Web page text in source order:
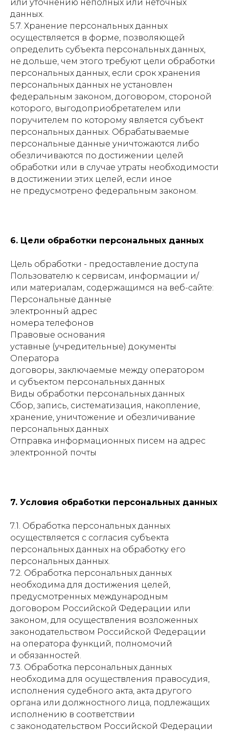
или уточнению неполных или неточных
данных.
5.7. Хранение персональных данных
осуществляется в форме, позволяющей
определить субъекта персональных данных,
не дольше, чем этого требуют цели обработки
персональных данных, если срок хранения
персональных данных не установлен
федеральным законом, договором, стороной
которого, выгодоприобретателем или
поручителем по которому является субъект
персональных данных. Обрабатываемые
персональные данные уничтожаются либо
обезличиваются по достижении целей
обработки или в случае утраты необходимости
в достижении этих целей, если иное
не предусмотрено федеральным законом.
6. Цели обработки персональных данных
Цель обработки - предоставление доступа
Пользователю к сервисам, информации и/
или материалам, содержащимся на веб-сайте:
Персональные данные
электронный адрес
номера телефонов
Правовые основания
уставные (учредительные) документы
Оператора
договоры, заключаемые между оператором
и субъектом персональных данных
Виды обработки персональных данных
Сбор, запись, систематизация, накопление,
хранение, уничтожение и обезличивание
персональных данных
Отправка информационных писем на адрес
электронной почты
7. Условия обработки персональных данных
7.1. Обработка персональных данных
осуществляется с согласия субъекта
персональных данных на обработку его
персональных данных.
7.2. Обработка персональных данных
необходима для достижения целей,
предусмотренных международным
договором Российской Федерации или
законом, для осуществления возложенных
законодательством Российской Федерации
на оператора функций, полномочий
и обязанностей.
7.3. Обработка персональных данных
необходима для осуществления правосудия,
исполнения судебного акта, акта другого
органа или должностного лица, подлежащих
исполнению в соответствии
с законодательством Российской Федерации